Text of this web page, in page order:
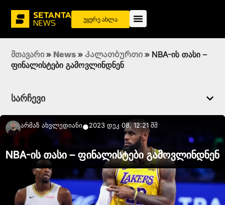
უყურე ახლა
მთავარი » News » Კალათბურთი » NBA-ის თასი –
ფინალისტები გამოვლინდნენ
სარჩევი
Არმაზ Ახვლედიანი●2023 დეკ 08, 12:21 შშ
NBA-ის თასი – ფინალისტები გამოვლინდნენ